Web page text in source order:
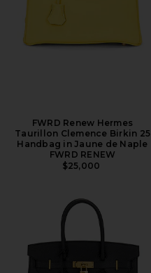
FWRD Renew Hermes
Taurillon Clemence Birkin 25
Handbag in Jaune de Naple
FWRD RENEW
$25,000